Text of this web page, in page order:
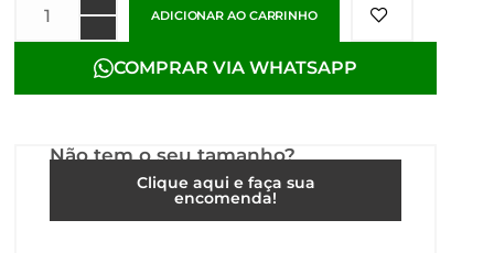
ADICIONAR AO CARRINHO
COMPRAR VIA WHATSAPP
Não tem o seu tamanho?
Clique aqui e faça sua
encomenda!